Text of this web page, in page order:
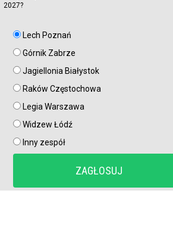
w kierunku zatrzymania Brazylijczyka
Atlético Madryt rusza po reprezentanta Argentyny! Musi
walczyć z Interem Mediolan
Raków Częstochowa z nowym transferem!
Real dopiął transfer tego młodego piłkarza. Wiadomo,
gdzie zagra w tym sezonie
2027?
Lech Poznań
Górnik Zabrze
Jagiellonia Białystok
Raków Częstochowa
Legia Warszawa
Widzew Łódź
Inny zespół